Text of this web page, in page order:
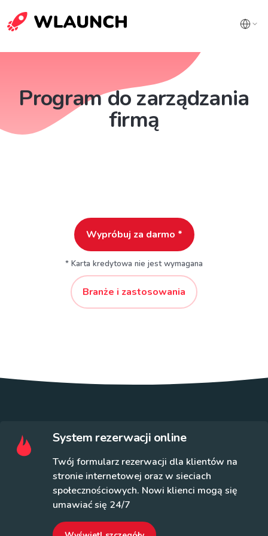
Program do zarządzania
firmą
Wypróbuj za darmo *
* Karta kredytowa nie jest wymagana
Branże i zastosowania
System rezerwacji online
Twój formularz rezerwacji dla klientów na
stronie internetowej oraz w sieciach
społecznościowych. Nowi klienci mogą się
umawiać się 24/7